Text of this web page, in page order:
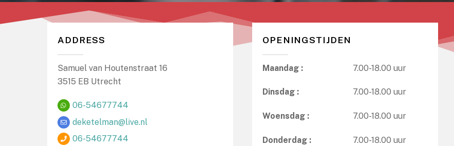
ADDRESS
Samuel van Houtenstraat 16
3515 EB Utrecht
06-54677744
deketelman@live.nl
06-54677744
OPENINGSTIJDEN
Maandag :
Dinsdag :
Woensdag :
Donderdag :
7.00-18.00 uur
7.00-18.00 uur
7.00-18.00 uur
7.00-18.00 uur